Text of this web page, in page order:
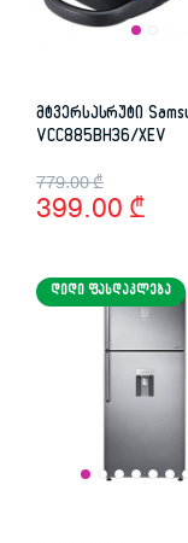
მტვერსასრუტი
VCC885BH36/XEV
779.00₾
Original
price
779.00 ₾.
399.00 ₾
Current
price
399.00 ₾.
ᲓᲘᲓᲘ ᲤᲐᲡᲓᲐᲙᲚᲔᲑᲐ